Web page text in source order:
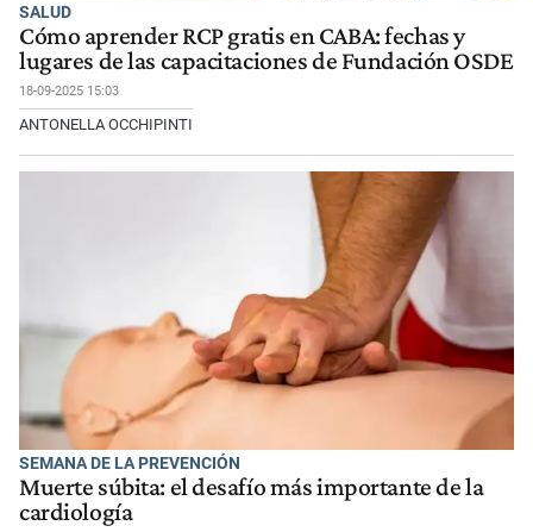
SALUD
Cómo aprender RCP gratis en CABA: fechas y
lugares de las capacitaciones de Fundación OSDE
18-09-2025 15:03
ANTONELLA OCCHIPINTI
SEMANA DE LA PREVENCIÓN
Muerte súbita: el desafío más importante de la
cardiología